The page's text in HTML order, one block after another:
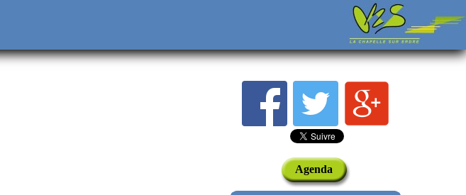
Agenda